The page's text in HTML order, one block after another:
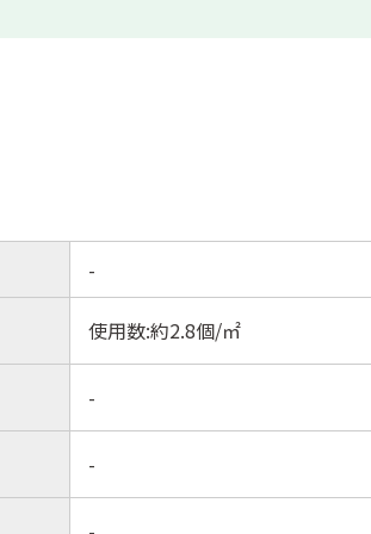
-
使用数:約2.8個/㎡
-
-